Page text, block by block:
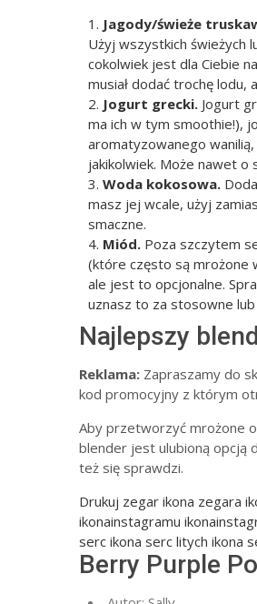
Jagody/świeże
Użyj wszystkich świeżych
cokolwiek jest dla Ciebie
musiał dodać trochę lodu,
Jogurt grecki. Jogurt
ma ich w tym smoothie!),
aromatyzowanego
jakikolwiek. Może nawet o
Woda kokosowa.
masz jej wcale, użyj
smaczne.
Miód. Poza szczytem
(które często są mrożone
ale jest to opcjonalne.
uznasz to za stosowne lub
Najlepszy
Reklama: Zapraszamy do
kod promocyjny z którym
Aby przetworzyć mrożone
blender jest ulubioną opcją
też się sprawdzi.
Drukuj zegar ikona zegara
ikonainstagramu
serc ikona serc litych ikona
Berry Purple